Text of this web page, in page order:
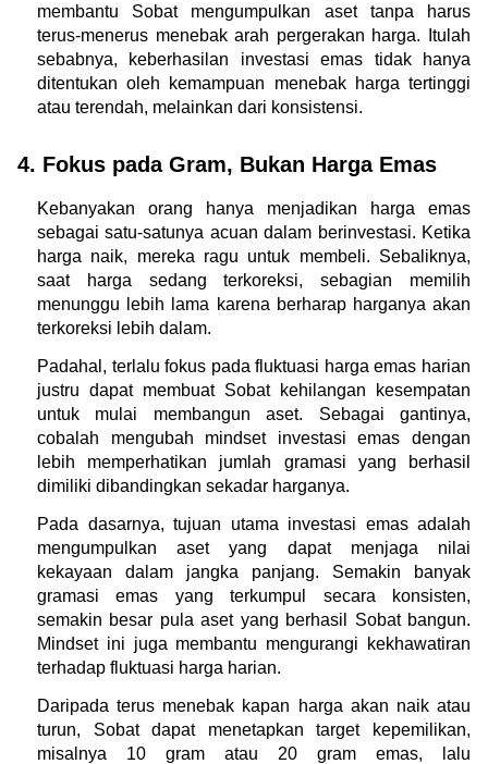
membantu Sobat mengumpulkan aset tanpa harus
terus-menerus menebak arah pergerakan harga. Itulah
sebabnya, keberhasilan investasi emas tidak hanya
ditentukan oleh kemampuan menebak harga tertinggi
atau terendah, melainkan dari konsistensi.
4. Fokus pada Gram, Bukan Harga Emas
Kebanyakan orang hanya menjadikan harga emas
sebagai satu-satunya acuan dalam berinvestasi. Ketika
harga naik, mereka ragu untuk membeli. Sebaliknya,
saat harga sedang terkoreksi, sebagian memilih
menunggu lebih lama karena berharap harganya akan
terkoreksi lebih dalam.
Padahal, terlalu fokus pada fluktuasi harga emas harian
justru dapat membuat Sobat kehilangan kesempatan
untuk mulai membangun aset. Sebagai gantinya,
cobalah mengubah mindset investasi emas dengan
lebih memperhatikan jumlah gramasi yang berhasil
dimiliki dibandingkan sekadar harganya.
Pada dasarnya, tujuan utama investasi emas adalah
mengumpulkan aset yang dapat menjaga nilai
kekayaan dalam jangka panjang. Semakin banyak
gramasi emas yang terkumpul secara konsisten,
semakin besar pula aset yang berhasil Sobat bangun.
Mindset ini juga membantu mengurangi kekhawatiran
terhadap fluktuasi harga harian.
Daripada terus menebak kapan harga akan naik atau
turun, Sobat dapat menetapkan target kepemilikan,
misalnya 10 gram atau 20 gram emas, lalu